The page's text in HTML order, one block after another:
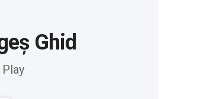
Ghid